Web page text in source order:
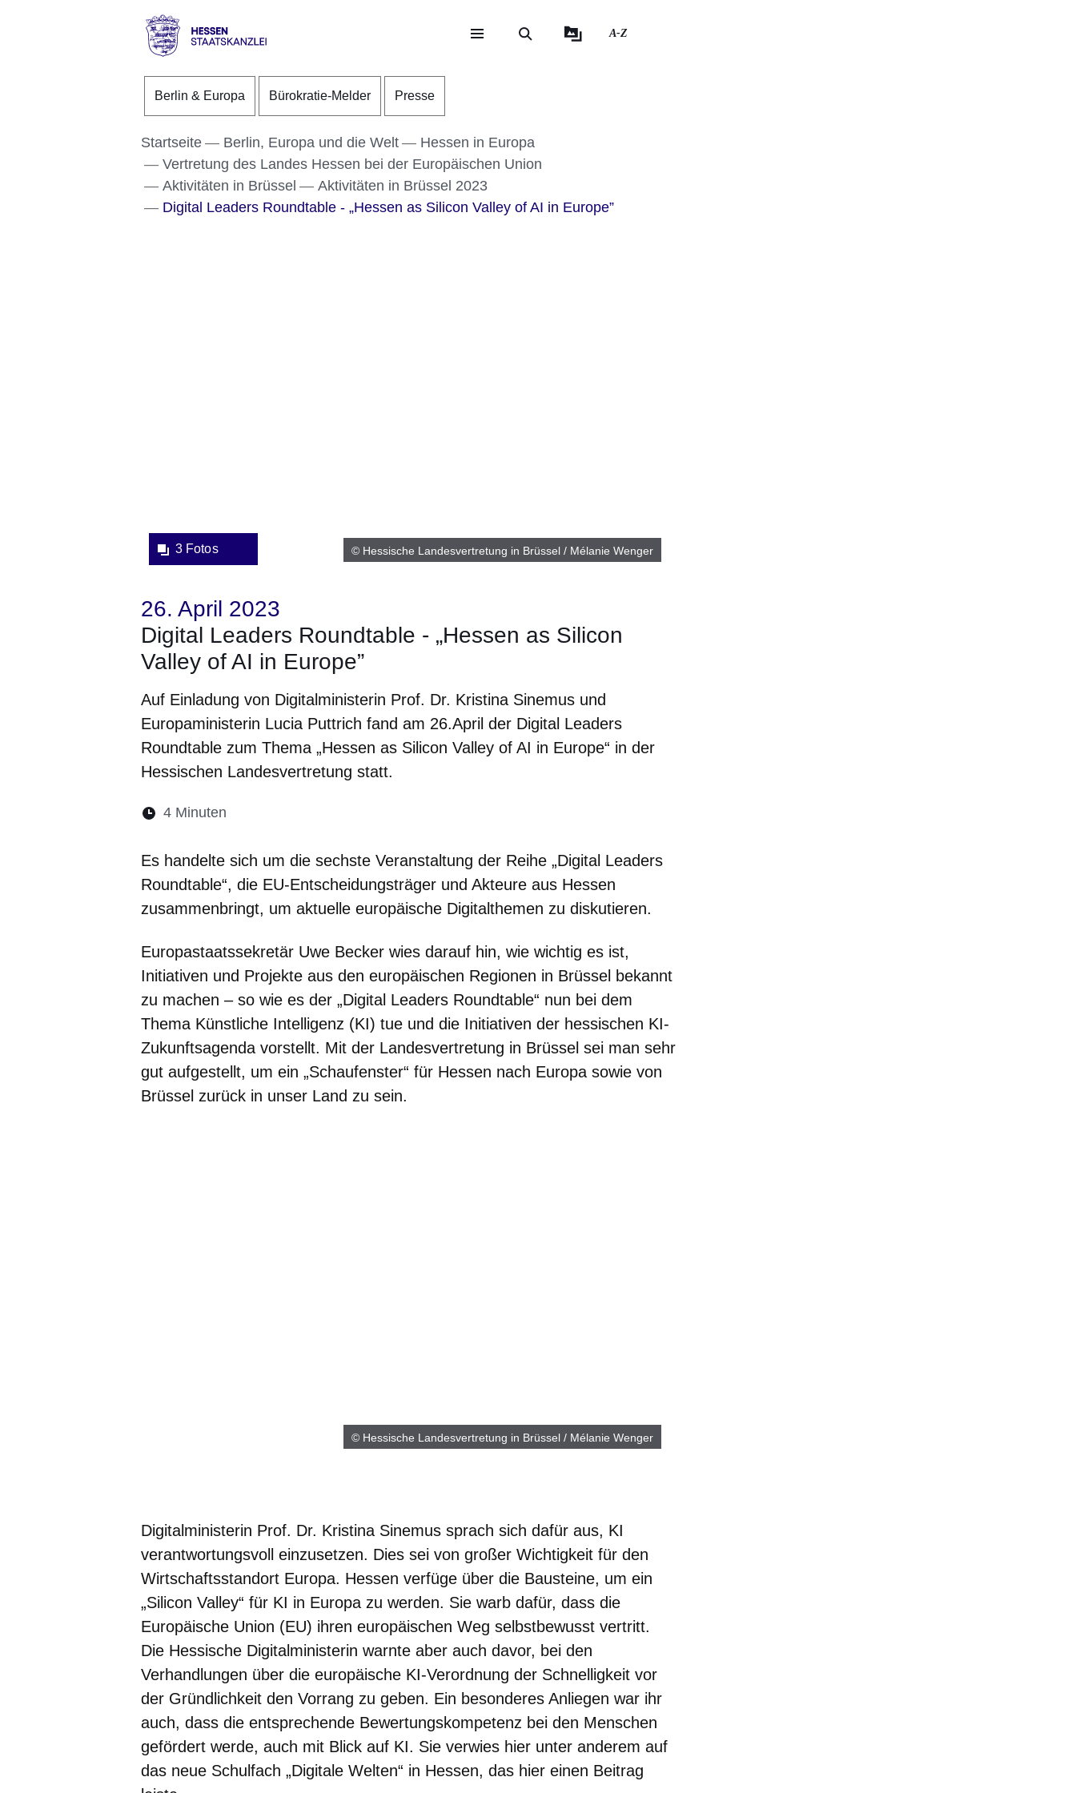
Direkt zum Kopf der Seite
Direkt zum Inhalt
Direkt zum Fuß der Seite
Staatskanzlei
A-Z
Berlin & Europa Bürokratie-Melder Presse
Startseite Berlin, Europa und die Welt
Hessen in Europa
Vertretung des Landes Hessen bei der Europäischen Union
Aktivitäten in Brüssel
Aktivitäten in Brüssel 2023
Digital Leaders Roundtable - „Hessen as Silicon Valley of AI in Europe”
3 Fotos © Hessische Landesvertretung in Brüssel / Mélanie Wenger
26. April 2023
Digital Leaders Roundtable - „Hessen as Silicon
Valley of AI in Europe”
Auf Einladung von Digitalministerin Prof. Dr. Kristina Sinemus und
Europaministerin Lucia Puttrich fand am 26.April der Digital Leaders
Roundtable zum Thema „Hessen as Silicon Valley of AI in Europe“ in der
Hessischen Landesvertretung statt.
Lesedauer:
4 Minuten
Es handelte sich um die sechste Veranstaltung der Reihe „Digital Leaders
Roundtable“, die EU-Entscheidungsträger und Akteure aus Hessen
zusammenbringt, um aktuelle europäische Digitalthemen zu diskutieren.
Europastaatssekretär Uwe Becker wies darauf hin, wie wichtig es ist,
Initiativen und Projekte aus den europäischen Regionen in Brüssel bekannt
zu machen – so wie es der „Digital Leaders Roundtable“ nun bei dem
Thema Künstliche Intelligenz (KI) tue und die Initiativen der hessischen KI-
Zukunftsagenda vorstellt. Mit der Landesvertretung in Brüssel sei man sehr
gut aufgestellt, um ein „Schaufenster“ für Hessen nach Europa sowie von
Brüssel zurück in unser Land zu sein.
© Hessische Landesvertretung in Brüssel / Mélanie Wenger
Digitalministerin Prof. Dr. Kristina Sinemus sprach sich dafür aus, KI
verantwortungsvoll einzusetzen. Dies sei von großer Wichtigkeit für den
Wirtschaftsstandort Europa. Hessen verfüge über die Bausteine, um ein
„Silicon Valley“ für KI in Europa zu werden. Sie warb dafür, dass die
Europäische Union (EU) ihren europäischen Weg selbstbewusst vertritt.
Die Hessische Digitalministerin warnte aber auch davor, bei den
Verhandlungen über die europäische KI-Verordnung der Schnelligkeit vor
der Gründlichkeit den Vorrang zu geben. Ein besonderes Anliegen war ihr
auch, dass die entsprechende Bewertungskompetenz bei den Menschen
gefördert werde, auch mit Blick auf KI. Sie verwies hier unter anderem auf
das neue Schulfach „Digitale Welten“ in Hessen, das hier einen Beitrag